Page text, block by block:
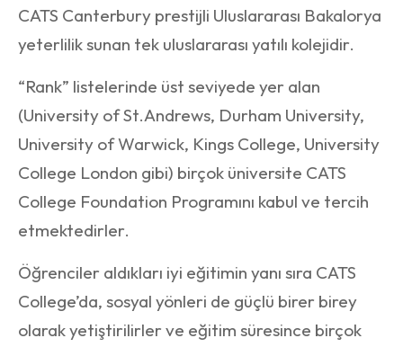
CATS Canterbury prestijli Uluslararası Bakalorya
yeterlilik sunan tek uluslararası yatılı kolejidir.
“Rank” listelerinde üst seviyede yer alan
(University of St.Andrews, Durham University,
University of Warwick, Kings College, University
College London gibi) birçok üniversite CATS
College Foundation Programını kabul ve tercih
etmektedirler.
Öğrenciler aldıkları iyi eğitimin yanı sıra CATS
College’da, sosyal yönleri de güçlü birer birey
olarak yetiştirilirler ve eğitim süresince birçok